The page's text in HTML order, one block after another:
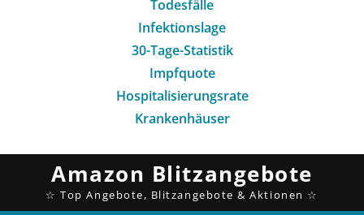
Todesfälle
Infektionslage
30-Tage-Statistik
Impfquote
Hospitalisierungsrate
Krankenhäuser